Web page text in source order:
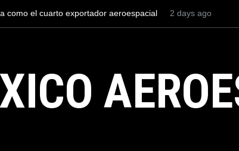
mexicana construirá 32 BUQUES para la
La mayor
2 days ago